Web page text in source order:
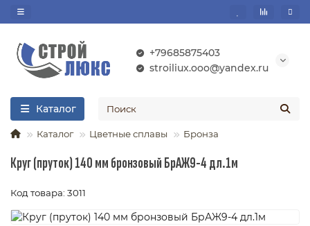
+79685875403
stroiliux.ooo@yandex.ru
Каталог
Каталог Цветные сплавы Бронза
Круг (пруток) 140 мм бронзовый БрАЖ9-4 дл.1м
Код товара: 3011